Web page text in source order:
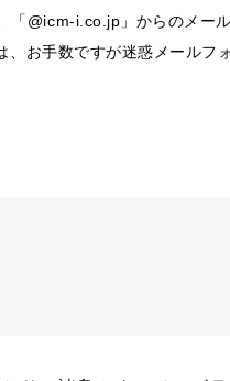
「@icm-i.co.jp」からのメー
お手数ですが迷惑メールフ